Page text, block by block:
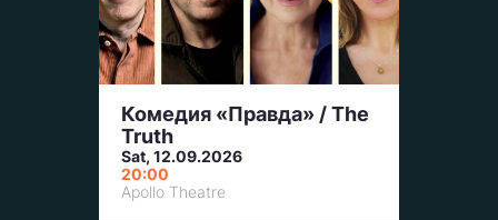
Комедия «Правда» / The
Truth
Sat, 12.09.2026
20:00
Apollo Theatre